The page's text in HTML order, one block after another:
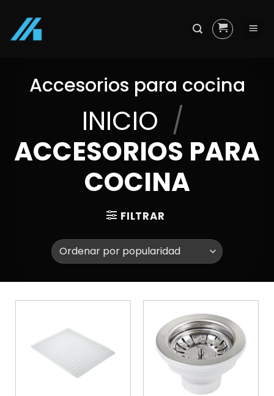
content
Accesorios para cocina
INICIO /
ACCESORIOS PARA
COCINA
FILTRAR